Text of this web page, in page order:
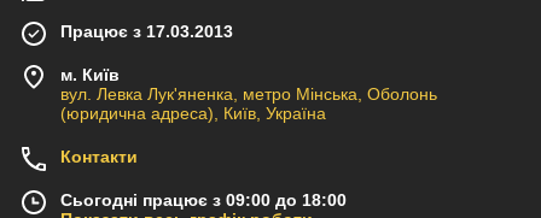
Працює з 17.03.2013
м. Київ
вул. Левка Лук'яненка, метро Мінська, Оболонь
(юридична адреса), Київ, Україна
Контакти
Сьогодні працює з 09:00 до 18:00